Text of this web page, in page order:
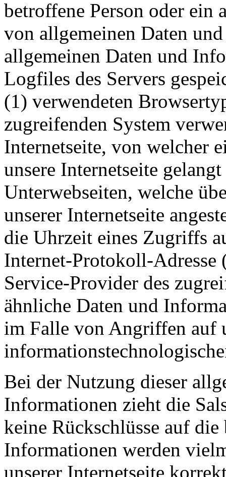
betroffene Person oder ein
von allgemeinen Daten
allgemeinen Daten und
Logfiles des Servers
(1) verwendeten
zugreifenden System
Internetseite, von welcher
unsere Internetseite
Unterwebseiten, welche
unserer Internetseite
die Uhrzeit eines Zugriffs
Internet-Protokoll-Adresse
Service-Provider des
ähnliche Daten und
im Falle von Angriffen auf
Bei der Nutzung dieser
Informationen zieht die
keine Rückschlüsse auf
Informationen werden
unserer Internetseite